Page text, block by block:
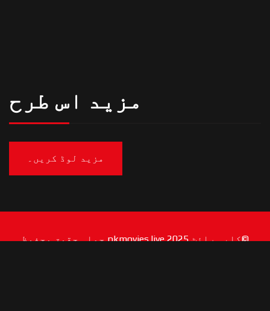
مزید اس طرح
مزید لوڈ کریں۔
©کاپی رائٹ 2025 pkmovies.live جملہ حقوق محفوظ